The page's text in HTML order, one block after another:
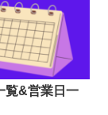
覧&営業日一